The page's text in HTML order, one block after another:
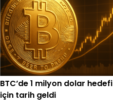
BTC’de 1 milyon dolar hedefi
için tarih geldi